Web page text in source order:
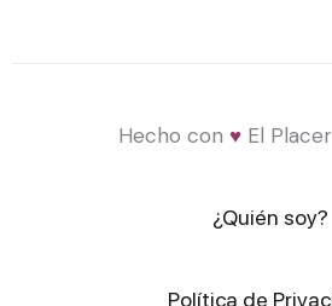
Hecho con ♥El
¿Quién soy?
Política de